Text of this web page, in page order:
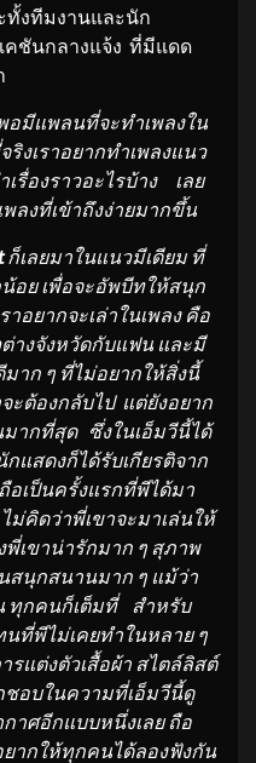
ทั้งทีมงานและนัก
คชันกลางแจ้ง ที่มีแดด
ฉ่ำ
อมีแพลนที่จะทำเพลงใน
ริงเราอยากทำเพลงแนว
เรื่องราวอะไรบ้าง
เลย
พลงที่เข้าถึงง่ายมากขึ้น
ก็เลยมาในแนวมีเดียมที่
น้อยเพื่อจะอัพบีทให้สนุก
าอยากจะเล่าในเพลงคือ
ต่างจังหวัดกับแฟน และมี
าก ๆ ที่ไม่อยากให้สิ่งนี้
จะต้องกลับไป แต่ยังอยาก
มากที่สุด ซึ่งในเอ็มวีนี้ได้
กแสดงก็ได้รับเกียรติจาก
อเป็นครั้งแรกที่พีได้มา
ม่คิดว่าพี่เขาจะมาเล่นให้
พี่เขาน่ารักมาก ๆ สุภาพ
สนุกสนานมาก ๆ แม้ว่า
ทุกคนก็เต็มที่
สำหรับ
ที่พีไม่เคยทำในหลาย ๆ
รแต่งตัวเสื้อผ้า สไตล์ลิสต์
ชอบในความที่เอ็มวีนี้ดู
าศอีกแบบหนึ่งเลยถือ
ยากให้ทุกคนได้ลองฟังกัน